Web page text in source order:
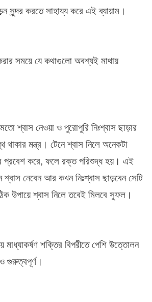
সুন্দর করতে সাহায্য করে এই ব্যায়াম।
সময়ে যে কথাগুলো অবশ্যই মাথায়
শ্বাস নেওয়া ও পুরোপুরি নিঃশ্বাস ছাড়ার
থাকার মন্ত্র। টেনে শ্বাস নিলে অনেকটা
প্রবেশ করে, ফলে রক্ত পরিশুদ্ধ হয়। এই
শ্বাস নেবেন আর কখন নিঃশ্বাস ছাড়বেন সেটি
উপায়ে শ্বাস নিলে তবেই মিলবে সুফল।
মাধ্যাকর্ষণ শক্তির বিপরীতে পেশি উত্তোলন
গুরুত্বপূর্ণ।